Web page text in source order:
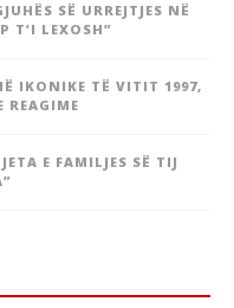
SË URREJTJES NË
T’I LEXOSH”
IKONIKE TË VITIT 1997,
REAGIME
E FAMILJES SË TIJ